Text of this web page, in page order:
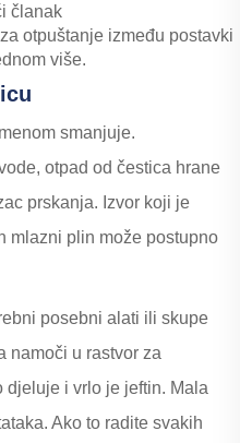
članak
otpuštanje između postavki
više.
smanjuje.
otpad od čestica hrane
prskanja. Izvor koji je
mlazni plin može postupno
posebni alati ili skupe
namoči u rastvor za
i vrlo je jeftin. Mala
Ako to radite svakih